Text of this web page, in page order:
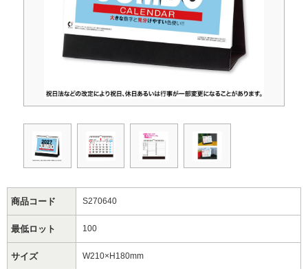
商品コード S270640
最低ロット 100
サイズ W210×H180mm